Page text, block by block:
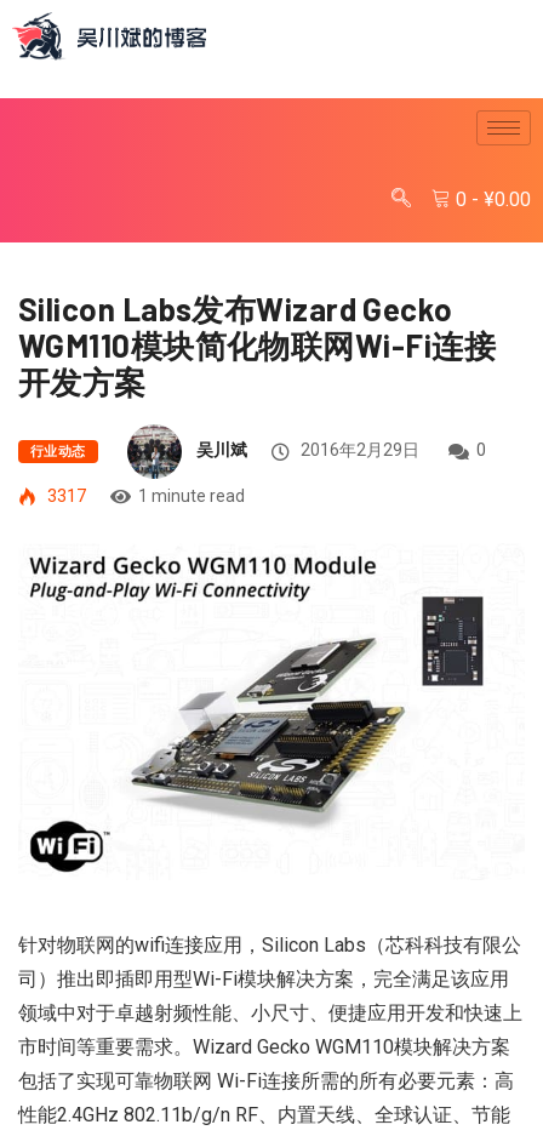
0 - ¥0.00
Silicon Labs发布Wizard Gecko
WGM110模块简化物联网Wi-Fi连接
开发方案
行业动态 吴川斌 2016年2月29日 0
3317 1 minute read
针对物联网的wifi连接应用，Silicon Labs（芯科科技有限公
司）推出即插即用型Wi-Fi模块解决方案，完全满足该应用
领域中对于卓越射频性能、小尺寸、便捷应用开发和快速上
市时间等重要需求。Wizard Gecko WGM110模块解决方案
包括了实现可靠物联网 Wi-Fi连接所需的所有必要元素：高
性能2.4GHz 802.11b/g/n RF、内置天线、全球认证、节能